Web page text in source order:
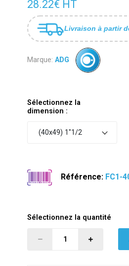
28.22€ HT
Livraison à partir
Marque: ADG
Sélectionnez la
dimension :
(40x49) 1"1/2
Référence: FC1-
Sélectionnez la quantité